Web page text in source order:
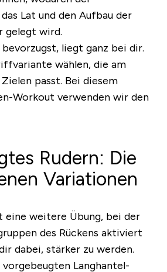
Lat und den Aufbau der
gelegt wird.
liegt ganz bei dir.
wählen, die am
passt. Bei diesem
Workout verwenden wir den
Rudern: Die
Variationen
eine weitere Übung, bei der
des Rückens aktiviert
dabei, stärker zu werden.
Langhantel-